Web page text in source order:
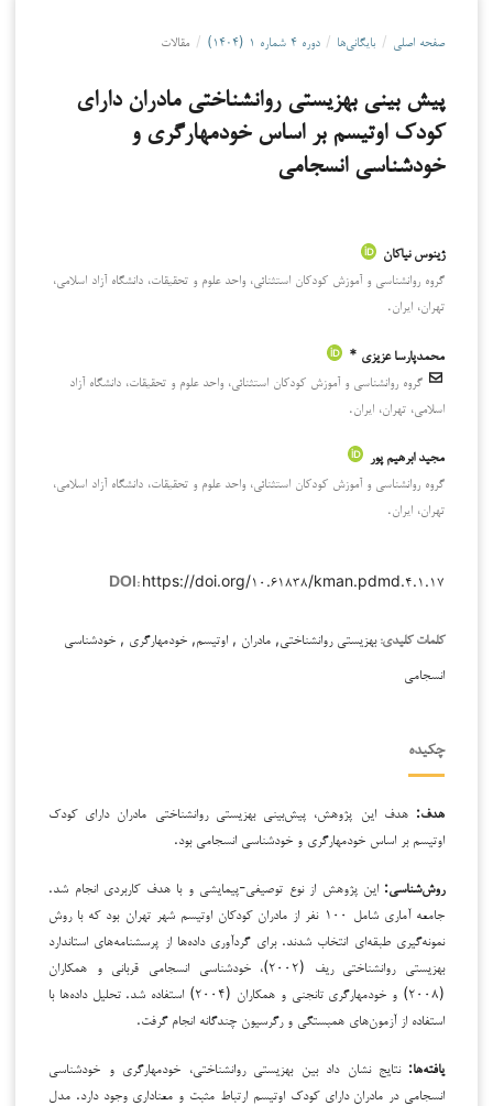
صفحه اصلی / بایگانی‌ها / دوره ۴ شماره ۱ (۱۴۰۴) / مقالات
پیش بینی بهزیستی روانشناختی مادران دارای
کودک اوتیسم بر اساس خودمهارگری و
خودشناسی انسجامی
ژینوس نیاکان
گروه روانشناسی و آموزش کودکان استثنائی، واحد علوم و تحقیقات، دانشگاه آزاد اسلامی،
تهران، ایران.
محمدپارسا عزیزی *
گروه روانشناسی و آموزش کودکان استثنائی، واحد علوم و تحقیقات، دانشگاه آزاد
اسلامی، تهران، ایران.
مجید ابرهیم پور
گروه روانشناسی و آموزش کودکان استثنائی، واحد علوم و تحقیقات، دانشگاه آزاد اسلامی،
تهران، ایران.
DOI: https://doi.org/۱۰.۶۱۸۳۸/kman.pdmd.۴.۱.۱۷
کلمات کلیدی:بهزیستی روانشناختی, مادران , اوتیسم, خودمهارگری , خودشناسی
انسجامی
چکیده
هدف: هدف این پژوهش، پیش‌بینی بهزیستی روانشناختی مادران دارای کودک
اوتیسم بر اساس خودمهارگری و خودشناسی انسجامی بود.
روش‌شناسی: این پژوهش از نوع توصیفی-پیمایشی و با هدف کاربردی انجام شد.
جامعه آماری شامل ۱۰۰ نفر از مادران کودکان اوتیسم شهر تهران بود که با روش
نمونه‌گیری طبقه‌ای انتخاب شدند. برای گردآوری داده‌ها از پرسشنامه‌های استاندارد
بهزیستی روانشناختی ریف (۲۰۰۲)، خودشناسی انسجامی قربانی و همکاران
(۲۰۰۸) و خودمهارگری تانجنی و همکاران (۲۰۰۴) استفاده شد. تحلیل داده‌ها با
استفاده از آزمون‌های همبستگی و رگرسیون چندگانه انجام گرفت.
یافته‌ها: نتایج نشان داد بین بهزیستی روانشناختی، خودمهارگری و خودشناسی
انسجامی در مادران دارای کودک اوتیسم ارتباط مثبت و معناداری وجود دارد. مدل